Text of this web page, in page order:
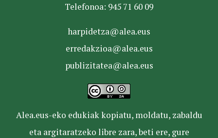
Telefonoa: 945 71 60 09
harpidetza@alea.eus
erredakzioa@alea.eus
publizitatea@alea.eus
Alea.eus-eko edukiak kopiatu, moldatu, zabaldu
eta argitaratzeko libre zara, beti ere, gure